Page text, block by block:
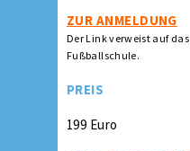
ZUR ANMELDUNG
Der Link verweist auf
Fußballschule.
PREIS
199 Euro